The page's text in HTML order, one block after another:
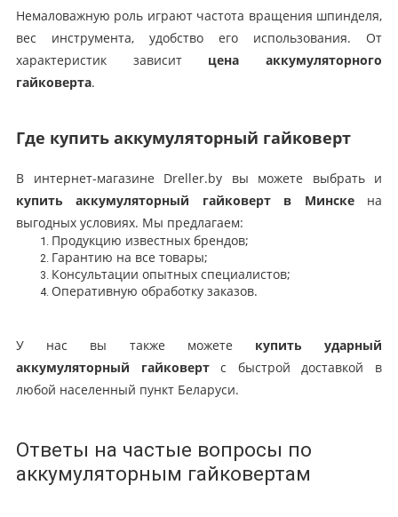
Немаловажную роль играют частота вращения шпинделя,
вес инструмента, удобство его использования. От
характеристик зависит цена аккумуляторного
гайковерта.
Где купить аккумуляторный гайковерт
В интернет-магазине Dreller.by вы можете выбрать и
купить аккумуляторный гайковерт в Минскена
выгодных условиях. Мы предлагаем:
Продукцию известных брендов;
Гарантию на все товары;
Консультации опытных специалистов;
Оперативную обработку заказов.
У нас вы также можете купить ударный
аккумуляторный гайковертс быстрой доставкой в
любой населенный пункт Беларуси.
Ответы на частые вопросы по
аккумуляторным гайковертам